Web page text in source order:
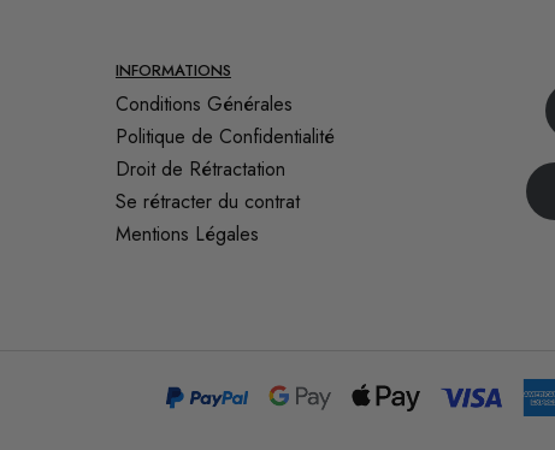
INFORMATIONS
Conditions Générales
Politique de Confidentialité
Droit de Rétractation
Se rétracter du contrat
Mentions Légales